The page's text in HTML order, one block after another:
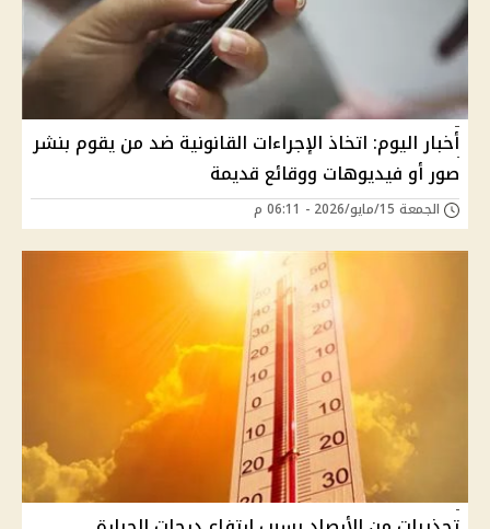
أخبار اليوم: اتخاذ الإجراءات القانونية ضد من يقوم بنشر
صور أو فيديوهات ووقائع قديمة
الجمعة 15/مايو/2026 - 06:11 م